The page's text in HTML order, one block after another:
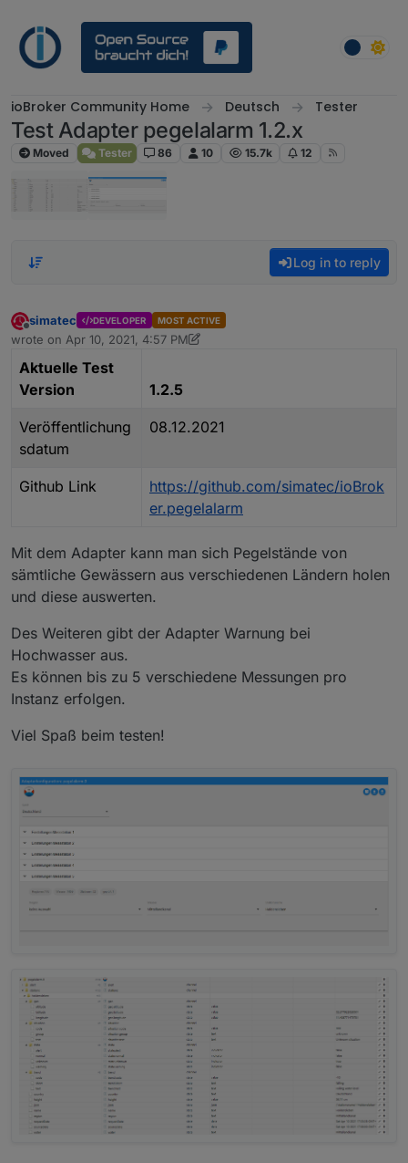
ioBroker Community Home Deutsch Tester
Test Adapter pegelalarm 1.2.x
Moved Tester 86 10 15.7k 12
Log in to reply
Offline
simatec DEVELOPER MOST ACTIVE
wrote on Apr 10, 2021, 4:57 PM
last edited by simatecDec 8, 2021, 1:42 PM
Aktuelle Test
Version
1.2.5
Veröffentlichung
sdatum
08.12.2021
Github Link
https://github.com/simatec/ioBrok
er.pegelalarm
Mit dem Adapter kann man sich Pegelstände von
sämtliche Gewässern aus verschiedenen Ländern holen
und diese auswerten.
Des Weiteren gibt der Adapter Warnung bei
Hochwasser aus.
Es können bis zu 5 verschiedene Messungen pro
Instanz erfolgen.
Viel Spaß beim testen!